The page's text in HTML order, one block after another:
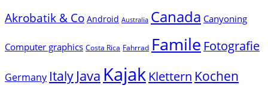
Akrobatik & Co Android Australia Canada Canyoning
Computer graphics Costa Rica Fahrrad Famile Fotografie
Germany Italy Java Kajak Klettern Kochen